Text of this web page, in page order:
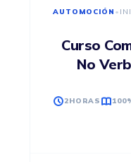
AUTOMOCIÓN •
Curso
No
2HORAS